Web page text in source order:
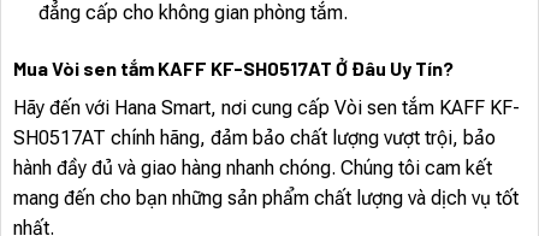
đẳng cấp cho không gian phòng tắm.
Mua Vòi sen tắm KAFF KF-SH0517AT Ở Đâu Uy Tín?
Hãy đến với Hana Smart, nơi cung cấp Vòi sen tắm KAFF KF-
SH0517AT chính hãng, đảm bảo chất lượng vượt trội, bảo
hành đầy đủ và giao hàng nhanh chóng. Chúng tôi cam kết
mang đến cho bạn những sản phẩm chất lượng và dịch vụ tốt
nhất.